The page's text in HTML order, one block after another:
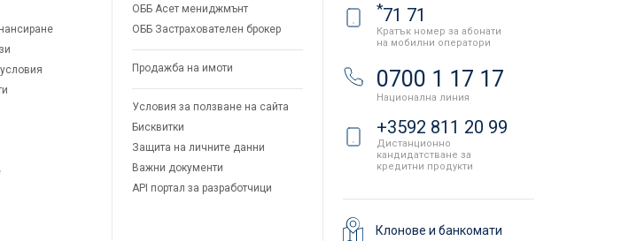
ОББ Асет мениджмънт
ОББ Застрахователен брокер
Продажба на имоти
Условия за ползване на сайта
Бисквитки
Защита на личните данни
Важни документи
API портал за разработчици
*71 71
Кратък номер за абонати
на мобилни оператори
0700 1 17 17
Национална линия
+3592 811 20 99
Дистанционно
кандидатстване за
кредитни продукти
Клонове и банкомати